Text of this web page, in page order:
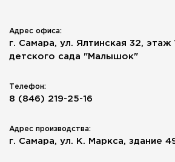
Адрес офиса:
г. Самара, ул. Ялтинская 32, этаж
детского сада "Малышок"
Телефон:
8 (846) 219-25-16
Адрес производства:
г. Самара, ул. К. Маркса, здание